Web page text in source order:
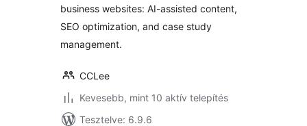
business websites: AI-assisted content,
SEO optimization, and case study
management.
CCLee
Kevesebb, mint 10 aktív telepítés
Tesztelve: 6.9.6